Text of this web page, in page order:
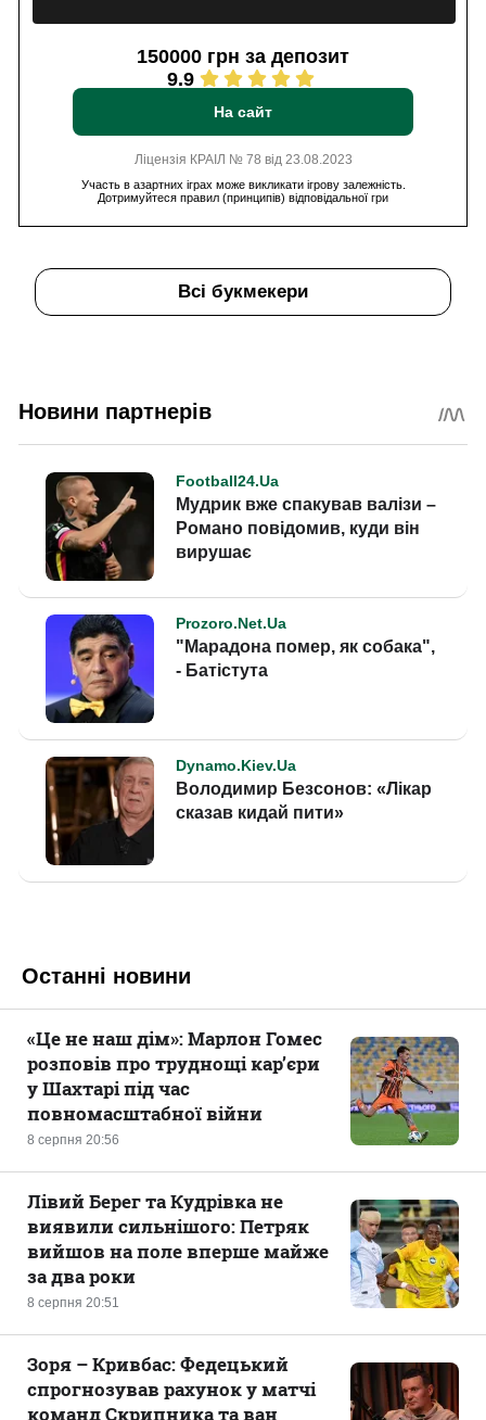
150000 грн за депозит
9.9
На сайт
Ліцензія КРАІЛ № 78 від 23.08.2023
Участь в азартних іграх може викликати ігрову залежність.
Дотримуйтеся правил (принципів) відповідальної гри
Всі букмекери
Останні новини
8 серпня 20:56
«Це не наш дім»: Марлон Гомес
розповів про труднощі кар’єри
у Шахтарі під час
повномасштабної війни
8 серпня 20:51
Лівий Берег та Кудрівка не
виявили сильнішого: Петряк
вийшов на поле вперше майже
за два роки
Зоря – Кривбас: Федецький
спрогнозував рахунок у матчі
команд Скрипника та ван